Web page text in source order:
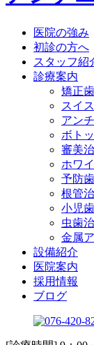
医院の強み
初診の方へ
スタッフ紹
診療案内
矯正
スイ
アン
ボト
審美
ホワ
予防
根管
小児
虫歯
金属
設備紹介
医院案内
採用情報
ブログ